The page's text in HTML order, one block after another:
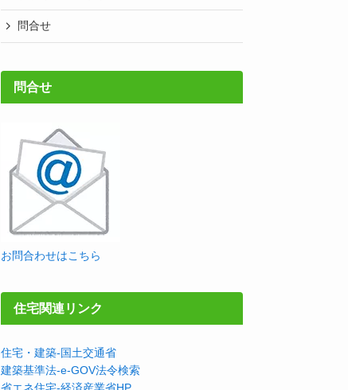
問合せ
問合せ
お問合わせはこちら
住宅関連リンク
住宅・建築-国土交通省
建築基準法-e-GOV法令検索
省エネ住宅-経済産業省HP